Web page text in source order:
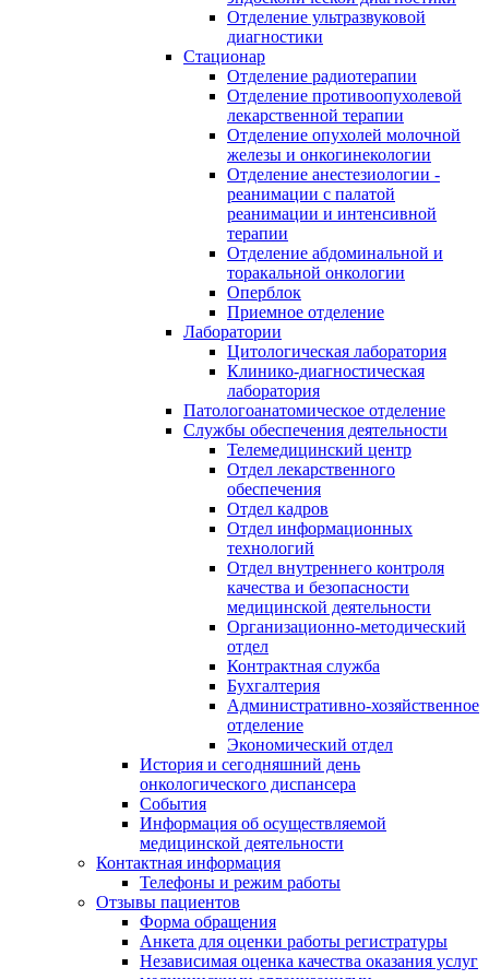
Отделение ультразвуковой
диагностики
Стационар
Отделение радиотерапии
Отделение противоопухолевой
лекарственной терапии
Отделение опухолей молочной
железы и онкогинекологии
Отделение анестезиологии -
реанимации с палатой
реанимации и интенсивной
терапии
Отделение абдоминальной и
торакальной онкологии
Оперблок
Приемное отделение
Лаборатории
Цитологическая лаборатория
Клинико-диагностическая
лаборатория
Патологоанатомическое отделение
Службы обеспечения деятельности
Телемедицинский центр
Отдел лекарственного
обеспечения
Отдел кадров
Отдел информационных
технологий
Отдел внутреннего контроля
качества и безопасности
медицинской деятельности
Организационно-методический
отдел
Контрактная служба
Бухгалтерия
Административно-хозяйственное
отделение
Экономический отдел
История и сегодняшний день
онкологического диспансера
События
Информация об осуществляемой
медицинской деятельности
Контактная информация
Телефоны и режим работы
Отзывы пациентов
Форма обращения
Анкета для оценки работы регистратуры
Независимая оценка качества оказания услуг